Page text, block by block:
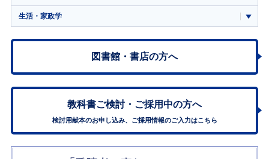
生活・家政学
図書館・書店の方へ
教科書ご検討・ ご採用中の方へ
検討用献本のお申し込み、ご採用情報のご入力はこちら